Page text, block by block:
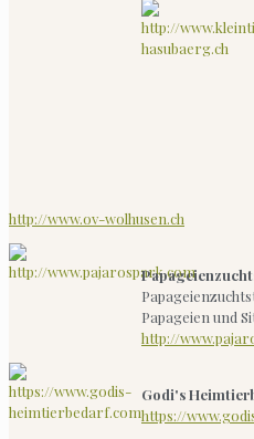
http://www.ov-wolhusen.ch
Papageien und
http://
Godi's
https://